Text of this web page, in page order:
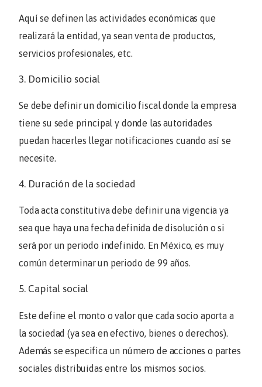
Aquí se definen las actividades económicas que
realizará la entidad, ya sean venta de productos,
servicios profesionales, etc.
3. Domicilio social
Se debe definir un domicilio fiscal donde la empresa
tiene su sede principal y donde las autoridades
puedan hacerles llegar notificaciones cuando así se
necesite.
4. Duración de la sociedad
Toda acta constitutiva debe definir una vigencia ya
sea que haya una fecha definida de disolución o si
será por un periodo indefinido. En México, es muy
común determinar un periodo de 99 años.
5. Capital social
Este define el monto o valor que cada socio aporta a
la sociedad (ya sea en efectivo, bienes o derechos).
Además se especifica un número de acciones o partes
sociales distribuidas entre los mismos socios.